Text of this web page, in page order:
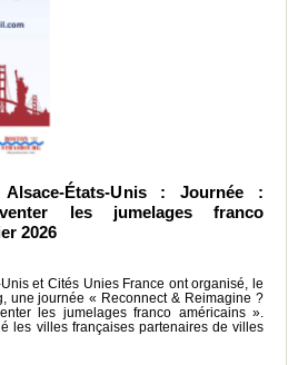
États-Unis : Journée :
les jumelages franco
2026
Unis et Cités Unies France ont organisé, le
une journée « Reconnect & Reimagine ?
les jumelages franco américains ».
les villes françaises partenaires de villes